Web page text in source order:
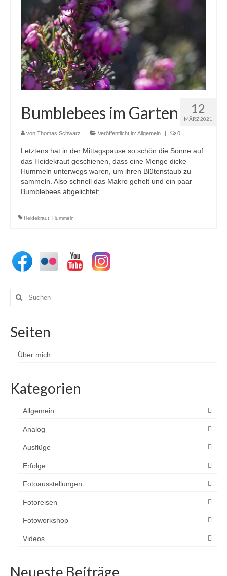
12
MÄRZ 2021
Bumblebees im Garten
von Thomas Schwarz | Veröffentlicht in: Allgemein | 0
Letztens hat in der Mittagspause so schön die Sonne auf
das Heidekraut geschienen, dass eine Menge dicke
Hummeln unterwegs waren, um ihren Blütenstaub zu
sammeln. Also schnell das Makro geholt und ein paar
Bumblebees abgelichtet:
Heidekraut Hummeln
Suchen
nach:
Seiten
Über mich
Kategorien
Allgemein
Analog
Ausflüge
Erfolge
Fotoausstellungen
Fotoreisen
Fotoworkshop
Videos
Neueste Beiträge